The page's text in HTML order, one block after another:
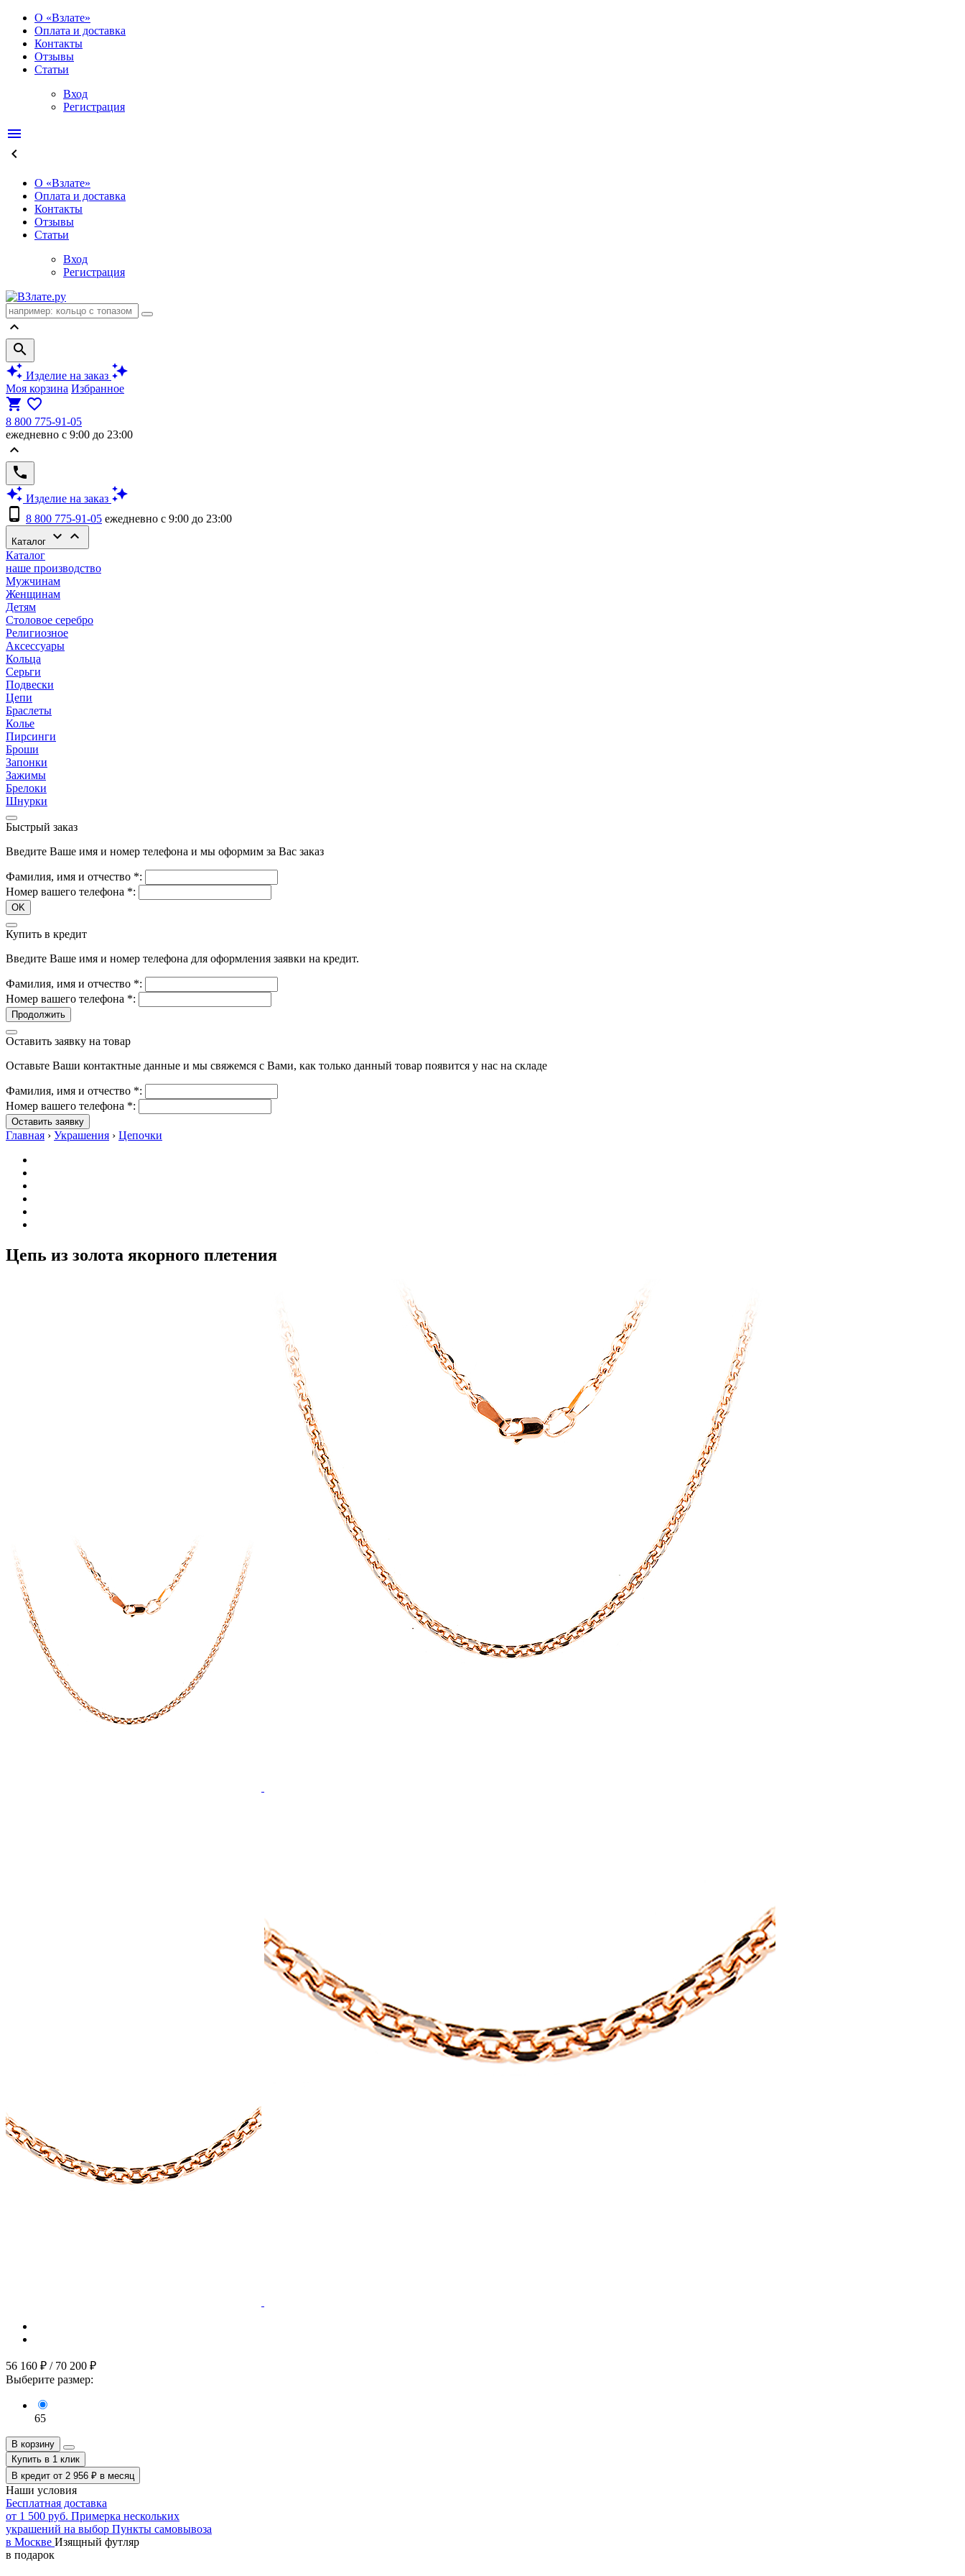
О «Взлате»
Оплата и доставка
Контакты
Отзывы
Статьи
Вход
Регистрация
menu
keyboard_arrow_left
О «Взлате»
Оплата и доставка
Контакты
Отзывы
Статьи
Вход
Регистрация
keyboard_arrow_up
search
auto_awesome Изделие на заказ auto_awesome
Моя корзина Избранное
shopping_cart favorite_border
8 800 775-91-05
ежедневно с 9:00 до 23:00
keyboard_arrow_up
phone
auto_awesome Изделие на заказ auto_awesome
phone_android 8 800 775-91-05 ежедневно с 9:00 до 23:00
Каталог keyboard_arrow_down keyboard_arrow_up
Каталог
наше производство
Мужчинам
Женщинам
Детям
Столовое серебро
Религиозное
Аксессуары
Кольца
Серьги
Подвески
Цепи
Браслеты
Колье
Пирсинги
Броши
Запонки
Зажимы
Брелоки
Шнурки
Быстрый заказ
Введите Ваше имя и номер телефона и мы оформим за Вас заказ
Фамилия, имя и отчество *:
Номер вашего телефона *:
OK
Купить в кредит
Введите Ваше имя и номер телефона для оформления заявки на кредит.
Фамилия, имя и отчество *:
Номер вашего телефона *:
Продолжить
Оставить заявку на товар
Оставьте Ваши контактные данные и мы свяжемся с Вами, как только данный товар появится у нас на складе
Фамилия, имя и отчество *:
Номер вашего телефона *:
Оставить заявку
Главная › Украшения › Цепочки
Цепь из золота якорного плетения
56 160 ₽ / 70 200 ₽
Выберите размер:
65
В корзину
Купить в 1 клик
В кредит от 2 956 ₽ в месяц
Наши условия
Бесплатная доставка
от 1 500 руб. Примерка нескольких
украшений на выбор Пункты самовывоза
в Москве Изящный футляр
в подарок